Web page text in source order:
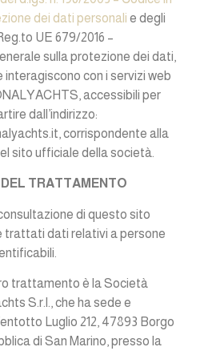
dei dati personali e degli
UE 679/2016 –
sulla protezione dei dati,
interagiscono con i servizi web
accessibili per
dall’indirizzo:
corrispondente alla
sito ufficiale della società.
DEL TRATTAMENTO
di questo sito
trattati dati relativi a persone
trattamento è la Società
S.r.l., che ha sede e
Luglio 212, 47893 Borgo
di San Marino, presso la